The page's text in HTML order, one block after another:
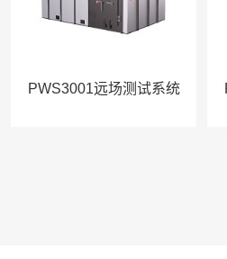
PWS3001远场测试系统